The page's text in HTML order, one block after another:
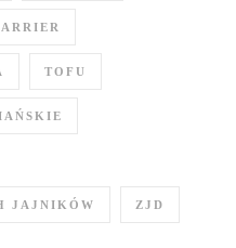
TOFU
JAJNIKÓW ZJD